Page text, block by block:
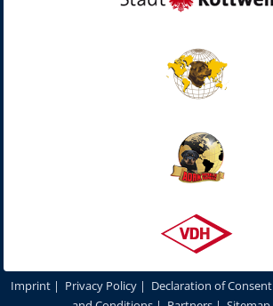
Imprint | Privacy Policy | Declaration of Consent